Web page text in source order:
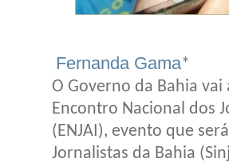
Fernanda Gama*
O Governo da Bahia vai
Encontro Nacional dos
(ENJAI), evento que
Jornalistas da Bahia